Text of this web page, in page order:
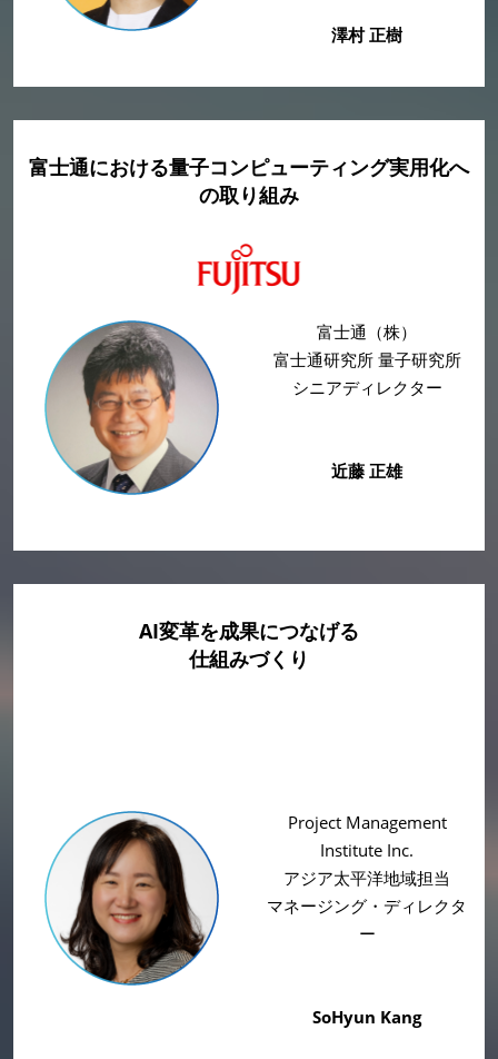
澤村 正樹
富士通における量子コンピューティング実用化へ
の取り組み
富士通（株）
富士通研究所 量子研究所
シニアディレクター
近藤 正雄
AI変革を成果につなげる
仕組みづくり
Project Management
Institute Inc.
アジア太平洋地域担当
マネージング・ディレクタ
ー
SoHyun Kang